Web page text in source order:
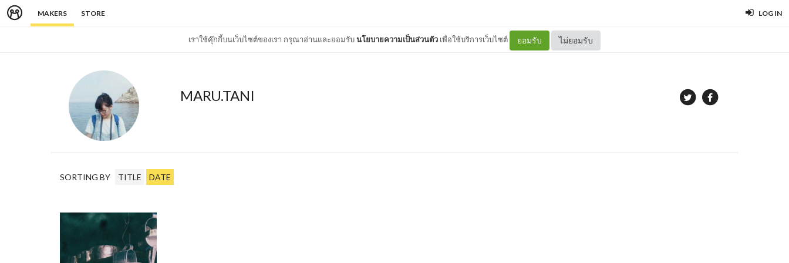
MAKERS STORE LOG IN
เราใช้คุ๊กกี้บนเว็บไซต์ของเรา กรุณาอ่านและยอมรับนโยบายความเป็นส่วนตัว เพื่อใช้บริการเว็บไซต์ ยอมรับ ไม่ยอมรับ
MARU.TANI
SORTING BY TITLE DATE